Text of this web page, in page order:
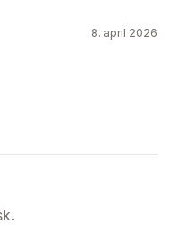
8. april 2026